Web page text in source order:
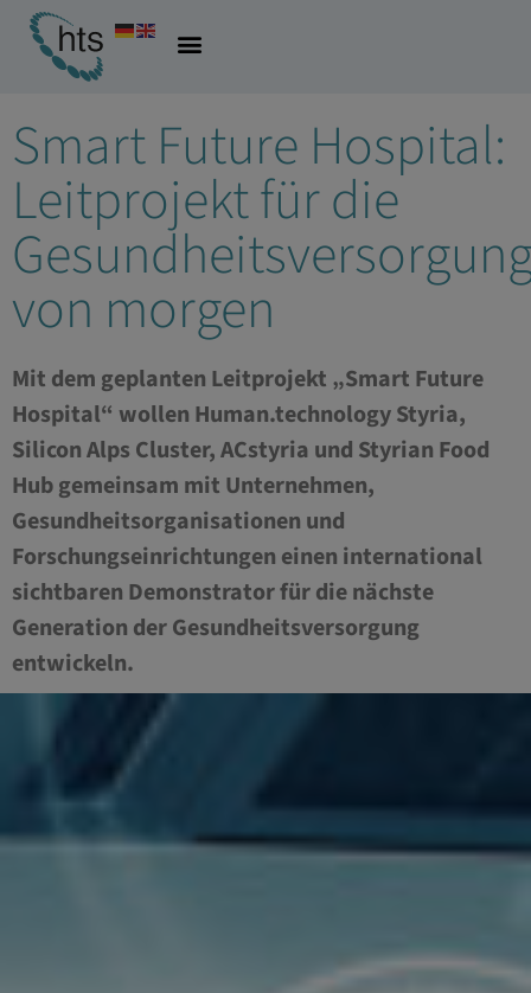
02.07.2026Allgemein
Smart Future Hospital:
Leitprojekt für die
von morgen
Mit dem geplanten Leitprojekt „Smart Future
Hospital“ wollen Human.technology Styria,
Silicon Alps Cluster, ACstyria und Styrian Food
Hub gemeinsam mit Unternehmen,
Gesundheitsorganisationen und
Forschungseinrichtungen einen international
sichtbaren Demonstrator für die nächste
Generation der Gesundheitsversorgung
entwickeln.